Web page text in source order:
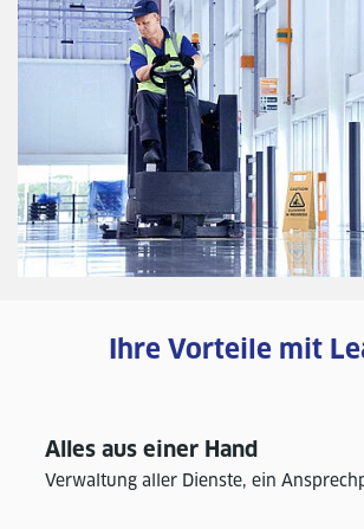
Ihre Vorteile mit
Alles aus einer Hand
Verwaltung aller Dienste, ein